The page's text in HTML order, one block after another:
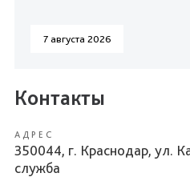
7 августа 2026
Контакты
АДРЕС
350044, г. Краснодар, ул.
служба